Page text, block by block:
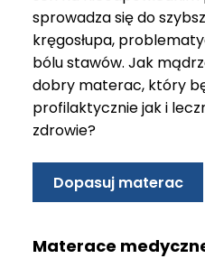
sprowadza się do
kręgosłupa,
bólu stawów. Jak
dobry materac, który
profilaktycznie jak i
zdrowie?
Dopasuj materac
Materace